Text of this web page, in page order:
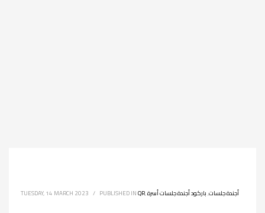
TUESDAY, 14 MARCH 2023 / PUBLISHED INQR, أجندة جلسات,باركود أجندة جلسات أسرة